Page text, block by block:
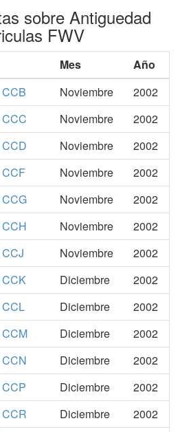
sobre Antiguedad
FWV
Mes
Año
Noviembre
2002
Noviembre
2002
Noviembre
2002
Noviembre
2002
Noviembre
2002
Noviembre
2002
Noviembre
2002
Diciembre
2002
Diciembre
2002
Diciembre
2002
Diciembre
2002
Diciembre
2002
Diciembre
2002